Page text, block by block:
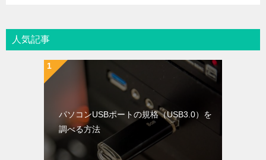
人気記事
パソコンUSBポートの規格（USB3.0）を
調べる方法